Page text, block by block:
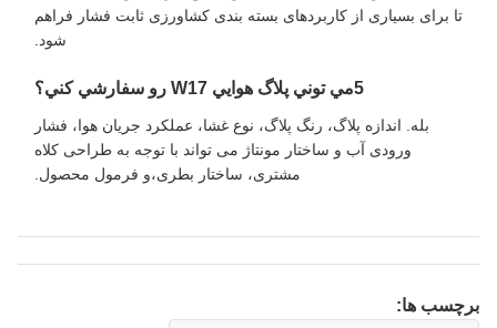
تا برای بسیاری از کاربردهای بسته بندی کشاورزی ثابت فشار فراهم
شود.
5مي توني پلاگ هوايي W17 رو سفارشي کني؟
بله. اندازه پلاگ، رنگ پلاگ، نوع غشا، عملکرد جریان هوا، فشار
ورودی آب و ساختار مونتاژ می تواند با توجه به طراحی کلاه
مشتری، ساختار بطری،و فرمول محصول.
برچسب ها: